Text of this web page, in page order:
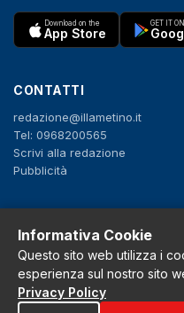
Download on the
App Store
GET IT ON
CONTATTI
redazione@illametino.it
Tel: 0968200565
Scrivi alla redazione
Pubblicità
f X IG YT
Privacy Policy
Informativa Cookie
Questo sito web utilizza i
esperienza sul nostro sito
Privacy Policy